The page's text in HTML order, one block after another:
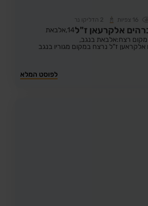
16 צפיות 2 הדליקו נר
אלקרעאן ז"ל14, אלבאת
מקום רצח:אלבאת בנגב,
ז"ל נרצח במקום מגוריו בנגב
לפוסט המלא